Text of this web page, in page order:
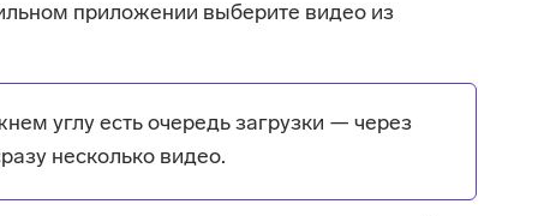
приложении выберите видео из
углу есть очередь загрузки — через
несколько видео.